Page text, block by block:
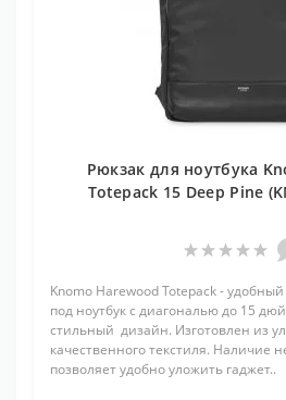
Рюкзак для ноутбука
Totepack 15 Deep Pine
Knomo Harewood Totepack -
под ноутбук с диагональю до 15
стильный дизайн. Изготовлен из
качественного текстиля. Наличие
позволяет удобно уложить гаджет..